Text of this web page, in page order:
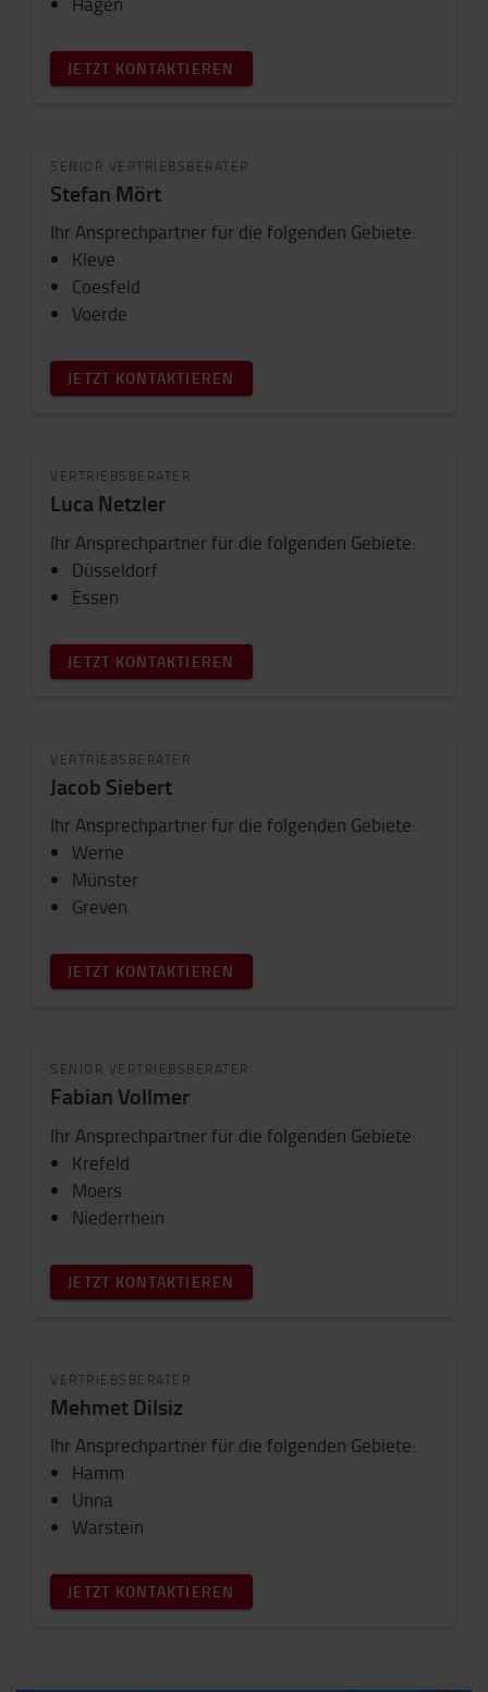
JETZT KONTAKTIEREN
SENIOR VERTRIEBSBERATER
Stefan Mört
Ihr Ansprechpartner für die folgenden Gebiete:
Kleve
Coesfeld
Voerde
JETZT KONTAKTIEREN
VERTRIEBSBERATER
Luca Netzler
Ihr Ansprechpartner für die folgenden Gebiete:
Düsseldorf
Essen
JETZT KONTAKTIEREN
VERTRIEBSBERATER
Jacob Siebert
Ihr Ansprechpartner für die folgenden Gebiete:
Werne
Münster
Greven
JETZT KONTAKTIEREN
SENIOR VERTRIEBSBERATER
Fabian Vollmer
Ihr Ansprechpartner für die folgenden Gebiete:
Krefeld
Moers
Niederrhein
JETZT KONTAKTIEREN
VERTRIEBSBERATER
Mehmet Dilsiz
Ihr Ansprechpartner für die folgenden Gebiete:
Hamm
Unna
Warstein
JETZT KONTAKTIEREN